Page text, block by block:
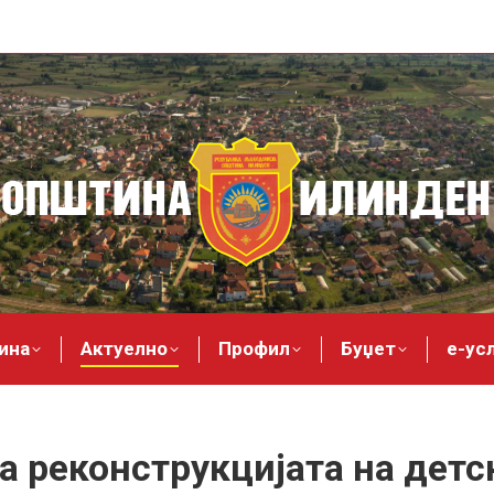
Актуелно Профил Буџет е-
на